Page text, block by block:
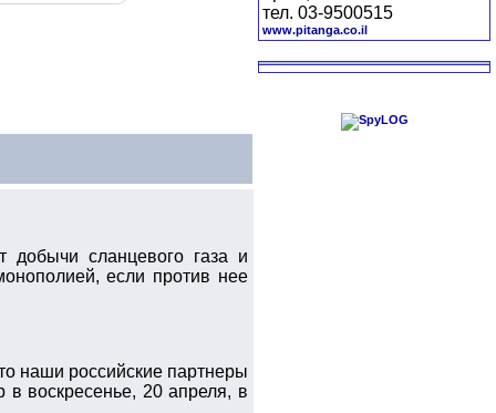
добычи сланцевого газа и
если против нее
наши российские партнеры
в воскресенье, 20 апреля, в
тел. 03-9500515
www.pitanga.co.il